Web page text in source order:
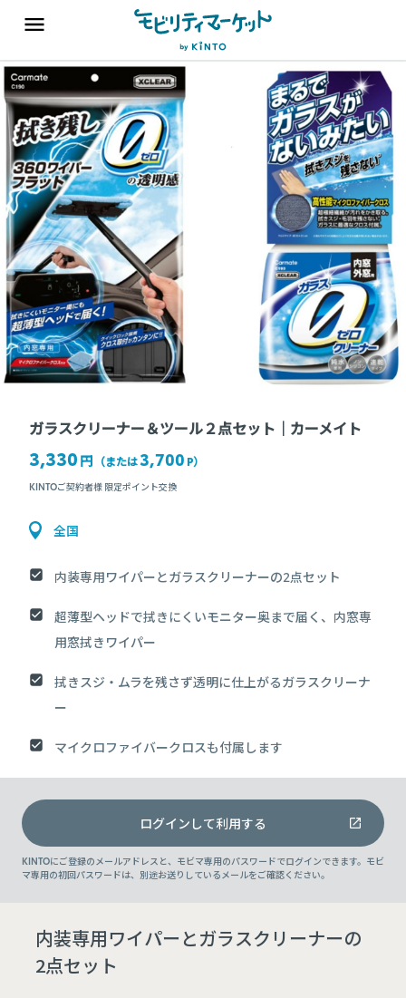
内装専用ワイパーとガラスクリーナーの
2点セット
ガラスクリーナー＆ツール２点セット｜カーメイト
3,330 円 （または3,700 P）
KINTOご契約者様 限定ポイント交換
全国
内装専用ワイパーとガラスクリーナーの2点セット
超薄型ヘッドで拭きにくいモニター奥まで届く、内窓専
用窓拭きワイパー
拭きスジ・ムラを残さず透明に仕上がるガラスクリーナ
ー
マイクロファイバークロスも付属します
ログインして利用する
KINTOにご登録のメールアドレスと、モビマ専用のパスワードでログインできます。モビ
マ専用の初回パスワードは、別途お送りしているメールをご確認ください。